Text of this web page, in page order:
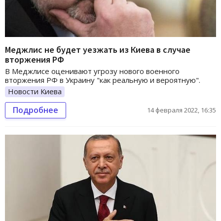
Меджлис не будет уезжать из Киева в случае
вторжения РФ
В Меджлисе оценивают угрозу нового военного
вторжения РФ в Украину "как реальную и вероятную".
Новости Киева
Подробнее 14 февраля 2022, 16:35